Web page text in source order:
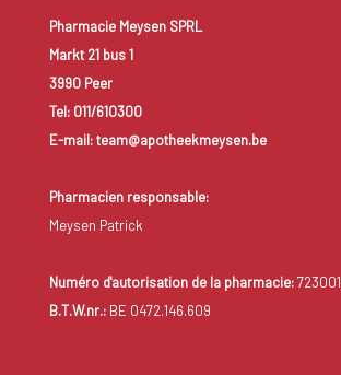
Pharmacie Meysen SPRL
Markt 21 bus 1
3990 Peer
Tel: 011/610300
E-mail: team@apotheekmeysen.be
Pharmacien responsable:
Meysen Patrick
Numéro d'autorisation de la pharmacie:723001
B.T.W.nr.:BE 0472.146.609